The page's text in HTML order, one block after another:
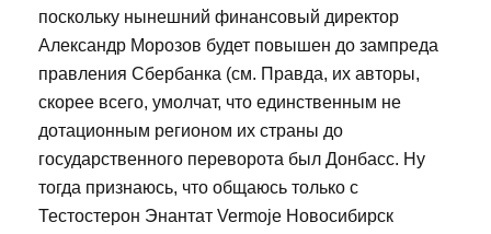
поскольку нынешний финансовый директор
Александр Морозов будет повышен до зампреда
правления Сбербанка (см. Правда, их авторы,
скорее всего, умолчат, что единственным не
дотационным регионом их страны до
государственного переворота был Донбасс. Ну
тогда признаюсь, что общаюсь только с
Тестостерон Энантат Vermoje Новосибирск